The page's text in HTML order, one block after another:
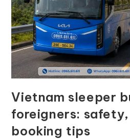
Vietnam sleeper
foreigners:
booking tips